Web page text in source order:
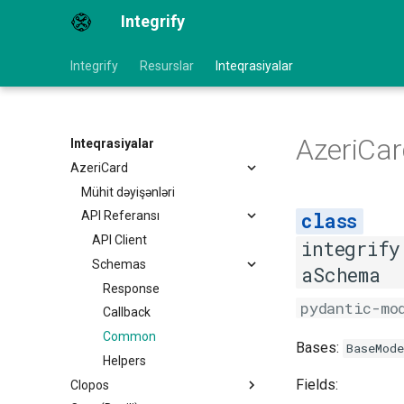
Integrify
Integrify Resurslar Inteqrasiyalar
Inteqrasiyalar
AzeriCard
Mühit dəyişənləri
API Referansı
API Client
Schemas
Response
Callback
Common
Helpers
Clopos
aSchema
pydantic-
Bases:
Fields: